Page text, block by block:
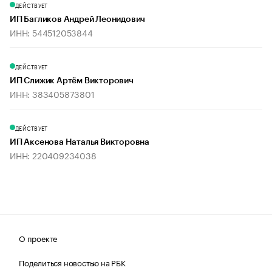
ДЕЙСТВУЕТ
ИП Багликов Андрей Леонидович
ИНН: 544512053844
ДЕЙСТВУЕТ
ИП Слижик Артём Викторович
ИНН: 383405873801
ДЕЙСТВУЕТ
ИП Аксенова Наталья Викторовна
ИНН: 220409234038
О проекте
Поделиться новостью на РБК